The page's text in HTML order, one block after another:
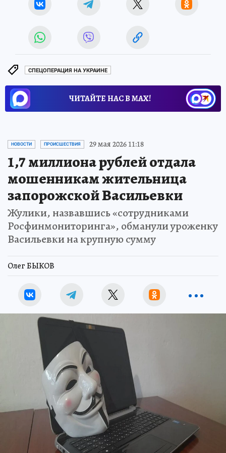
СПЕЦОПЕРАЦИЯ НА УКРАИНЕ
ЧИТАЙТЕ НАС В МАХ!
НОВОСТИ ПРОИСШЕСТВИЯ 29 мая 2026 11:18
1,7 миллиона рублей отдала
мошенникам жительница
запорожской Васильевки
Жулики, назвавшись «сотрудниками
Росфинмониторинга», обманули уроженку
Васильевки на крупную сумму
Олег БЫКОВ